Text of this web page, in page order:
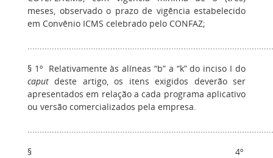
meses, observado o prazo de vigência estabelecido
em Convênio ICMS celebrado pelo CONFAZ;
§ 1º Relativamente às alíneas “b” a “k” do inciso I do
caput deste artigo, os itens exigidos deverão ser
apresentados em relação a cada programa aplicativo
ou versão comercializados pela empresa.
§ 4º